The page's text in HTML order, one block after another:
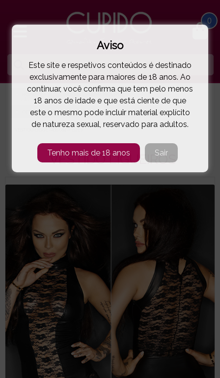
0
LINGERIE E ROUPA MULHER
FETICHE | VINYL | LÁTEX | PELE NOIR HANDMADE
VESTIDO LIGUEIROS
Aviso
Este site e respetivos conteúdos é destinado
exclusivamente para maiores de 18 anos. Ao
continuar, você confirma que tem pelo menos
18 anos de idade e que está ciente de que
este o mesmo pode incluir material explícito
de natureza sexual, reservado para adultos.
Tenho mais de 18 anos Sair